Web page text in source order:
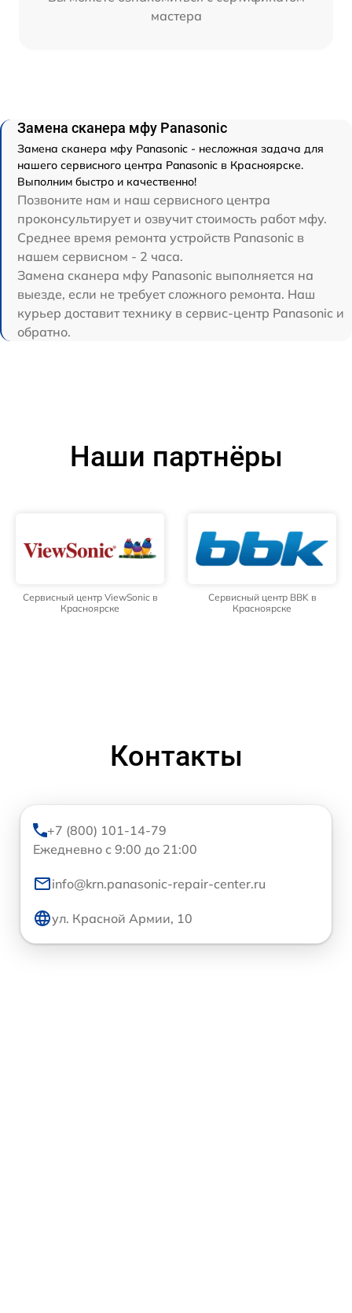
мастера
Замена сканера мфу Panasonic
Замена сканера мфу Panasonic - несложная задача для
нашего сервисного центра Panasonic в Красноярске.
Выполним быстро и качественно!
Позвоните нам и наш сервисного центра
проконсультирует и озвучит стоимость работ мфу.
Среднее время ремонта устройств Panasonic в
нашем сервисном - 2 часа.
Замена сканера мфу Panasonic выполняется на
выезде, если не требует сложного ремонта. Наш
курьер доставит технику в сервис-центр Panasonic и
обратно.
Наши партнёры
Сервисный центр ViewSonic в
Красноярске
Сервисный центр BBK в
Красноярске
Контакты
+7 (800) 101-14-79
Ежедневно с 9:00 до 21:00
info@krn.panasonic-repair-center.ru
ул. Красной Армии, 10